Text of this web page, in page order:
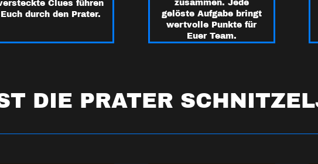
Clues führen
Euch durch den Prater.
zusammen. Jede
gelöste Aufgabe bringt
wertvolle Punkte für
Euer Team.
DIE PRATER